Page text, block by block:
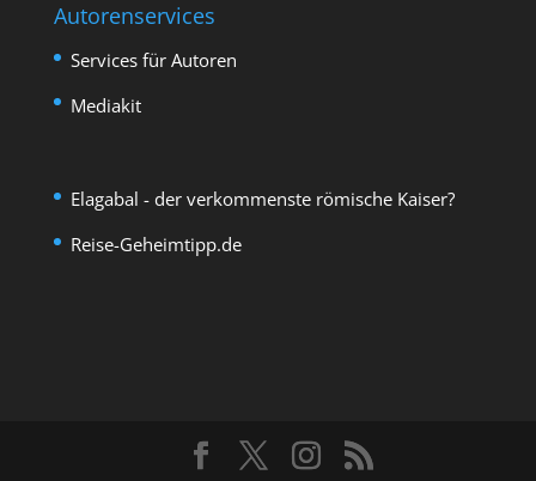
Autorenservices
Services für Autoren
Mediakit
Elagabal - der verkommenste römische Kaiser?
Reise-Geheimtipp.de